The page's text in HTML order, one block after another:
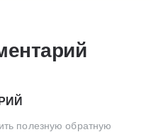
полезную обратную